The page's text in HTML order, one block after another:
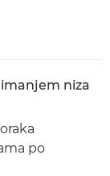
niza
po